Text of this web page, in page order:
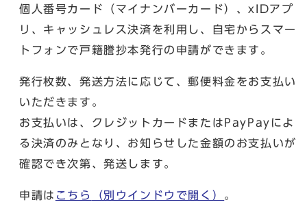
個人番号カード（マイナンバーカード）、xIDアプ
リ、キャッシュレス決済を利用し、自宅からスマー
トフォンで戸籍謄抄本発行の申請ができます。
発行枚数、発送方法に応じて、郵便料金をお支払い
いただきます。
お支払いは、クレジットカードまたはPayPayによ
る決済のみとなり、お知らせした金額のお支払いが
確認でき次第、発送します。
申請は こちら （別ウインドウで開く） 。